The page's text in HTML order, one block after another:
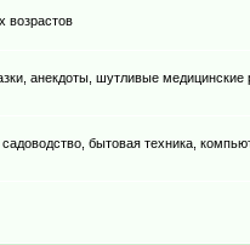
возрастов
анекдоты, шутливые
бытовая техника,